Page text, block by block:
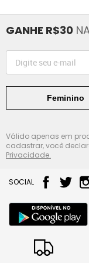
GANHE R$30
Feminino
Válido apenas em
cadastrar, você
Privacidade.
SOCIAL